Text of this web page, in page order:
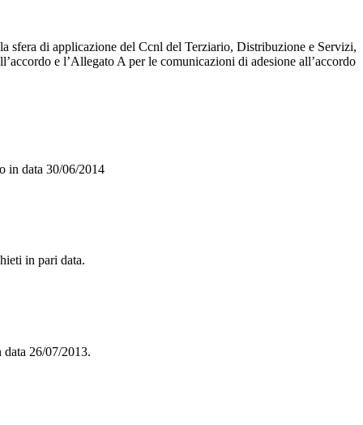
sfera di applicazione del Ccnl del Terziario, Distribuzione e Servizi,
e l’Allegato A per le comunicazioni di adesione all’accordo
in data 30/06/2014
in pari data.
26/07/2013.